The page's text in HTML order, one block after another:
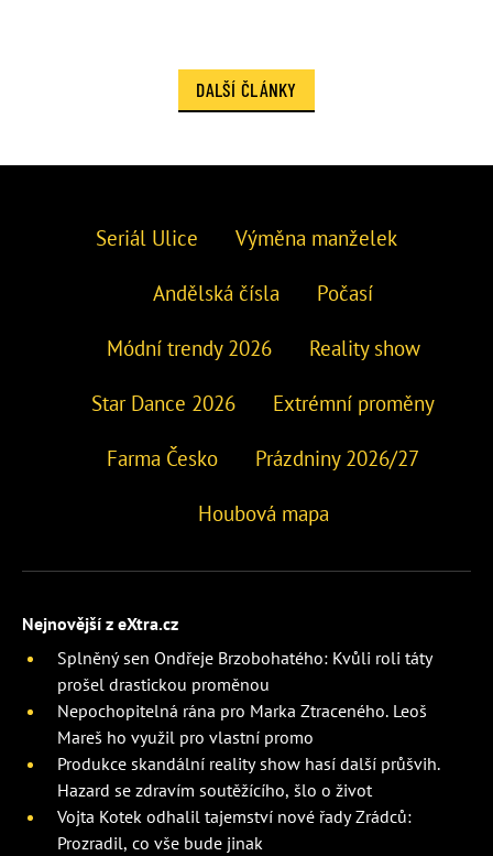
DALŠÍ ČLÁNKY
Seriál Ulice Výměna manželek
Andělská čísla Počasí
Módní trendy 2026 Reality show
Star Dance 2026 Extrémní proměny
Farma Česko Prázdniny 2026/27
Houbová mapa
Nejnovější z eXtra.cz
Splněný sen Ondřeje Brzobohatého: Kvůli roli táty
prošel drastickou proměnou
Nepochopitelná rána pro Marka Ztraceného. Leoš
Mareš ho využil pro vlastní promo
Produkce skandální reality show hasí další průšvih.
Hazard se zdravím soutěžícího, šlo o život
Vojta Kotek odhalil tajemství nové řady Zrádců:
Prozradil, co vše bude jinak